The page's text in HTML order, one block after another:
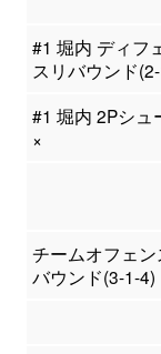
#1 堀内 ディフ
スリバウンド
#1 堀内 2Pシュ
×
チームオフェン
バウンド(3-1-4)